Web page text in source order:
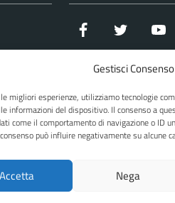
Gestisci Consenso
migliori esperienze, utilizziamo tecnologie
informazioni del dispositivo. Il consenso a
come il comportamento di navigazione o ID
può influire negativamente su alcune
Accetta Nega
Facebook Twitter